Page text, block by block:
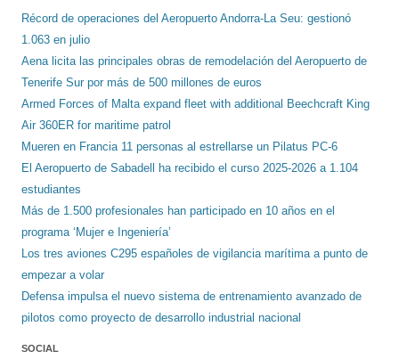
Récord de operaciones del Aeropuerto Andorra-La Seu: gestionó
1.063 en julio
Aena licita las principales obras de remodelación del Aeropuerto de
Tenerife Sur por más de 500 millones de euros
Armed Forces of Malta expand fleet with additional Beechcraft King
Air 360ER for maritime patrol
Mueren en Francia 11 personas al estrellarse un Pilatus PC-6
El Aeropuerto de Sabadell ha recibido el curso 2025-2026 a 1.104
estudiantes
Más de 1.500 profesionales han participado en 10 años en el
programa ‘Mujer e Ingeniería’
Los tres aviones C295 españoles de vigilancia marítima a punto de
empezar a volar
Defensa impulsa el nuevo sistema de entrenamiento avanzado de
pilotos como proyecto de desarrollo industrial nacional
SOCIAL